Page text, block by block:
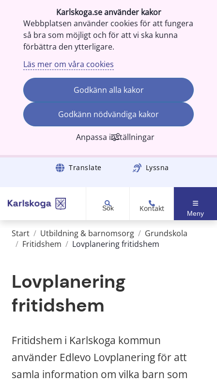
Karlskoga.se använder kakor
Webbplatsen använder cookies för att fungera
så bra som möjligt och för att vi ska kunna
förbättra den ytterligare.
Läs mer om våra cookies
Godkänn alla kakor
Godkänn nödvändiga kakor
Anpassa inställningar
Gå till innehåll Translate Lyssna
Sök Kontakt
Meny
Start / Utbildning & barnomsorg / Grundskola
/ Fritidshem / Lovplanering fritidshem
Lovplanering
fritidshem
Fritidshem i Karlskoga kommun
använder Edlevo Lovplanering för att
samla information om vilka barn som